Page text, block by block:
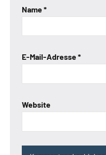
Name*
E-Mail-Adresse*
Website